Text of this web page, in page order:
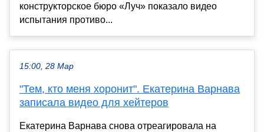
конструкторское бюро «Луч» показало видео
испытания противо...
15:00, 28 Мар
"Тем, кто меня хоронит". Екатерина Варнава
записала видео для хейтеров
Екатерина Варнава снова отреагировала на